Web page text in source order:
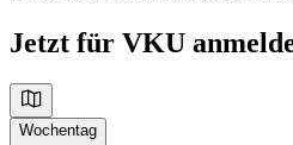
Jetzt für VKU
Wochentag